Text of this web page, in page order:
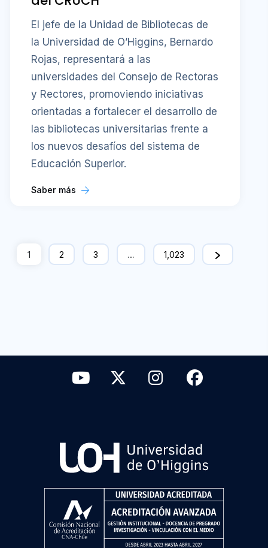
El jefe de la Unidad de Bibliotecas de
la Universidad de O’Higgins, Bernardo
Rojas, representará a las
universidades del Consejo de Rectoras
y Rectores, promoviendo iniciativas
orientadas a fortalecer el desarrollo de
las bibliotecas universitarias frente a
los nuevos desafíos del sistema de
Educación Superior.
Saber más
1 2 3 … 1,023